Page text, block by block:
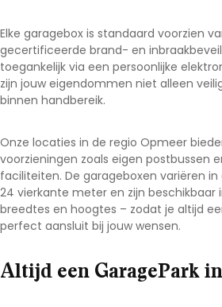
Elke garagebox is standaard voorzien
gecertificeerde brand- en
toegankelijk via een persoonlijke
zijn jouw eigendommen niet alleen
binnen handbereik.
Onze locaties in de regio Opmeer
voorzieningen zoals eigen postbussen
faciliteiten. De garageboxen variëren
24 vierkante meter en zijn beschikbaar
breedtes en hoogtes – zodat je altijd
perfect aansluit bij jouw wensen.
Altijd een GaragePark